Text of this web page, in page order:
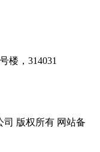
楼，314031
司 版权所有 网站备